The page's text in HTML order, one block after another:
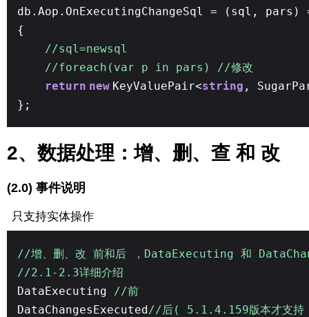
db.Aop.OnExecutingChangeSql = (sql, pars)
{
//sql=newsql
//foreach(var p in pars) //修改
return new KeyValuePair<string ,
};
2、数据处理：增、删、查 和 改
(2.0) 事件说明
只支持实体操作
//增、删、改 前和后 ，DataExecuting 和
//2.1-2.3详细介绍
DataExecuting
//前
DataChangesExecuted//后( 5.1.4.159版本才支持